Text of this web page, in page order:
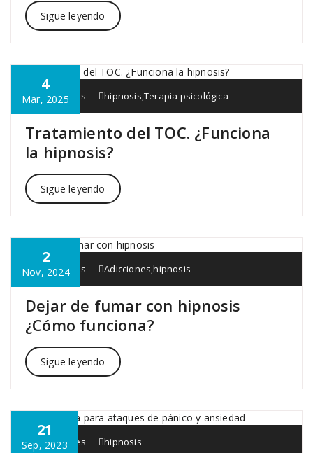
Sigue leyendo
4
Mar, 2025
Interapia.es hipnosis,Terapia psicológica
Tratamiento del TOC. ¿Funciona
la hipnosis?
Sigue leyendo
2
Nov, 2024
Interapia.es Adicciones,hipnosis
Dejar de fumar con hipnosis
¿Cómo funciona?
Sigue leyendo
21
Sep, 2023
Interapia.es hipnosis